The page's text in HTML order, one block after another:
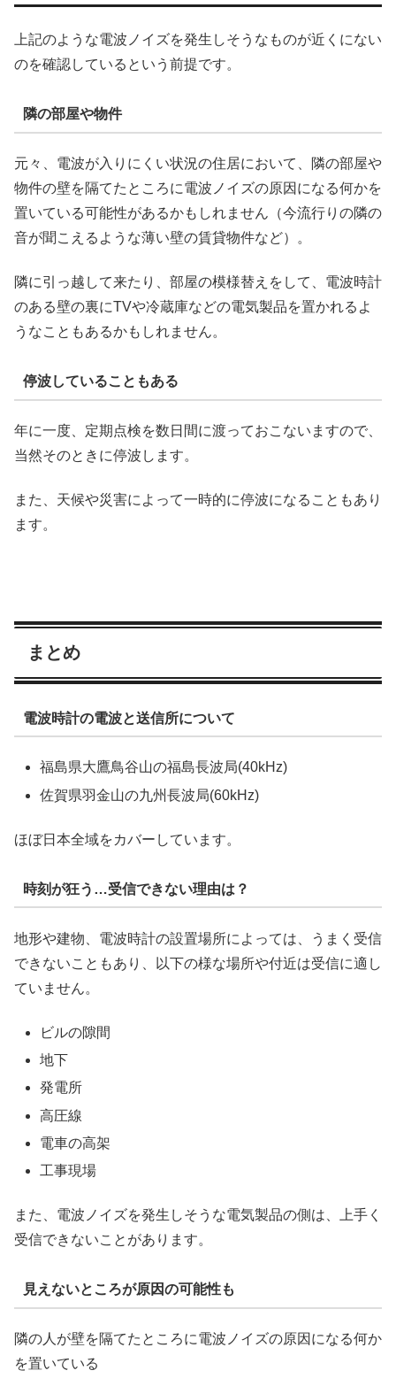
上記のような電波ノイズを発生しそうなものが近くにない
のを確認しているという前提です。
隣の部屋や物件
元々、電波が入りにくい状況の住居において、隣の部屋や
物件の壁を隔てたところに電波ノイズの原因になる何かを
置いている可能性があるかもしれません（今流行りの隣の
音が聞こえるような薄い壁の賃貸物件など）。
隣に引っ越して来たり、部屋の模様替えをして、電波時計
のある壁の裏にTVや冷蔵庫などの電気製品を置かれるよ
うなこともあるかもしれません。
停波していることもある
年に一度、定期点検を数日間に渡っておこないますので、
当然そのときに停波します。
また、天候や災害によって一時的に停波になることもあり
ます。
まとめ
電波時計の電波と送信所について
福島県大鷹鳥谷山の福島長波局(40kHz)
佐賀県羽金山の九州長波局(60kHz)
ほぼ日本全域をカバーしています。
時刻が狂う…受信できない理由は？
地形や建物、電波時計の設置場所によっては、うまく受信
できないこともあり、以下の様な場所や付近は受信に適し
ていません。
ビルの隙間
地下
発電所
高圧線
電車の高架
工事現場
また、電波ノイズを発生しそうな電気製品の側は、上手く
受信できないことがあります。
見えないところが原因の可能性も
隣の人が壁を隔てたところに電波ノイズの原因になる何か
を置いている